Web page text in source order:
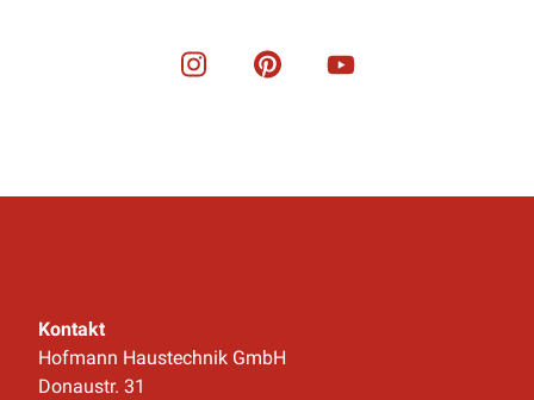
Kontakt
Hofmann Haustechnik GmbH
Donaustr. 31